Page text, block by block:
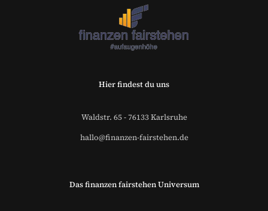
Finanzberater Karlsruhe
Hier findest du uns
Waldstr. 65 - 76133 Karlsruhe
hallo@finanzen-fairstehen.de
Das finanzen fairstehen Universum